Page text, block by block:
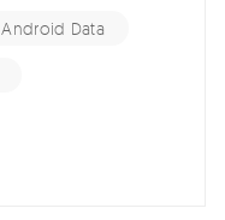
Android Data